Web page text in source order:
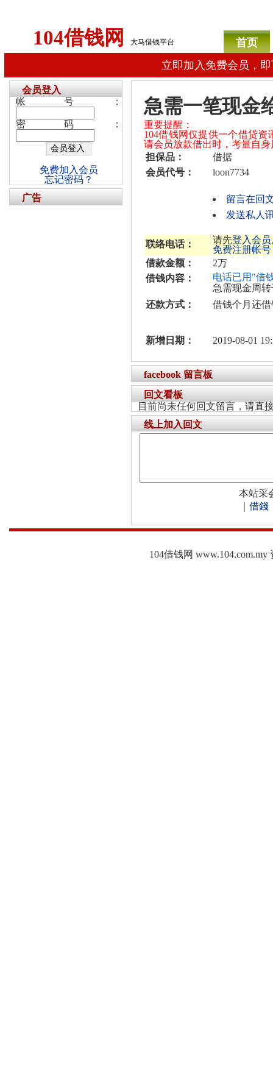
104借钱网 大马借钱平台
首页
立即加入免费会员，
急需一笔现金
重要提醒：
104借钱网仅提供一个借贷
请会员放款借出时，考量自
担保品：
借据
会员代号：
loon7734
留言在回
发送私人
联络电话： 请先登入会员
免费注册帐号
借款金额：
2万
借钱内容：
电话已用"借
急需现金周
还款方式：
借钱个月还
新增日期： 2019-08-01
facebook 留言板
回文看板
目前尚未任何回文留言，请直
线上加入回文
本站采
借錢
会员登入
帐号：
密码：
免费加入会员
忘记密码？
广告
104借钱网